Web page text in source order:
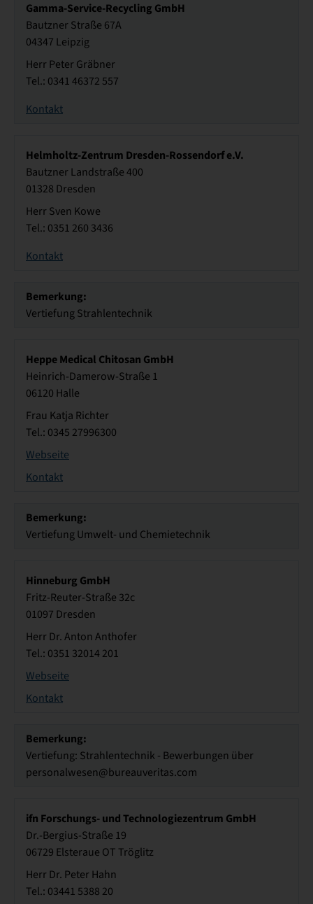
Gamma-Service-Recycling GmbH
Bautzner Straße 67A
04347 Leipzig
Herr Peter Gräbner
Tel.: 0341 46372 557
Kontakt
Helmholtz-Zentrum Dresden-Rossendorf e.V.
Bautzner Landstraße 400
01328 Dresden
Herr Sven Kowe
Tel.: 0351 260 3436
Kontakt
Bemerkung:
Vertiefung Strahlentechnik
Heppe Medical Chitosan GmbH
Heinrich-Damerow-Straße 1
06120 Halle
Frau Katja Richter
Tel.: 0345 27996300
Webseite
Kontakt
Bemerkung:
Vertiefung Umwelt- und Chemietechnik
Hinneburg GmbH
Fritz-Reuter-Straße 32c
01097 Dresden
Herr Dr. Anton Anthofer
Tel.: 0351 32014 201
Webseite
Kontakt
Bemerkung:
Vertiefung: Strahlentechnik - Bewerbungen über
personalwesen@bureauveritas.com
ifn Forschungs- und Technologiezentrum GmbH
Dr.-Bergius-Straße 19
06729 Elsteraue OT Tröglitz
Herr Dr. Peter Hahn
Tel.: 03441 5388 20